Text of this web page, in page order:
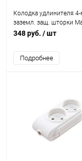
Колодка удлинителя
заземл. защ. шторки
N4010000
348 руб. / шт
Подробнее